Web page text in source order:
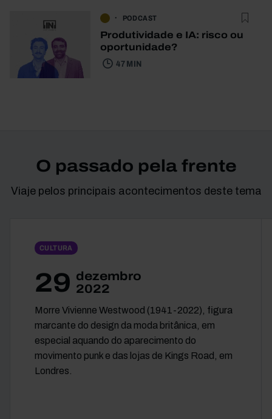
PODCAST
Produtividade e IA: risco ou
oportunidade?
47 MIN
O passado pela frente
Viaje pelos principais acontecimentos deste tema
CULTURA
29 dezembro
2022
Morre Vivienne Westwood (1941-2022), figura
marcante do design da moda britânica, em
especial aquando do aparecimento do
movimento punk e das lojas de Kings Road, em
Londres.